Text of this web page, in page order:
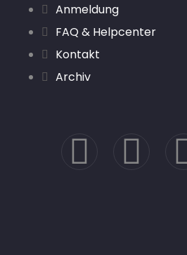
Anmeldung
FAQ & Helpcenter
Kontakt
Archiv